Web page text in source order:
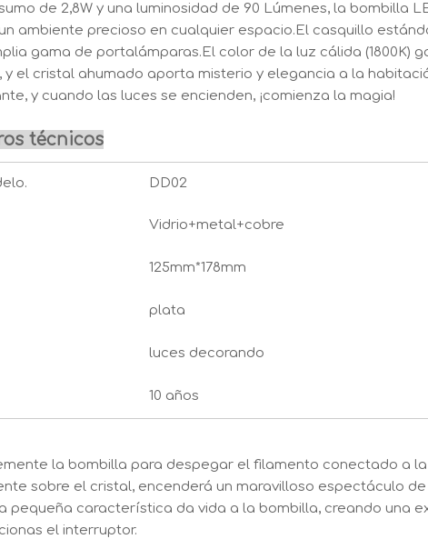
de 2,8W y una luminosidad de 90 Lúmenes, la bombilla
ambiente precioso en cualquier espacio.El casquillo
gama de portalámparas.El color de la luz cálida (1800K)
y el cristal ahumado aporta misterio y elegancia a la
y cuando las luces se encienden, ¡comienza la magia!
técnicos
DD02
Vidrio+metal+cobre
125mm*178mm
plata
luces decorando
10 años
la bombilla para despegar el filamento conectado a
sobre el cristal, encenderá un maravilloso espectáculo
pequeña característica da vida a la bombilla, creando una
el interruptor.